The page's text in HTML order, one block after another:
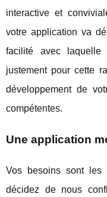
interactive et
votre application va
facilité avec
justement pour cette
développement de
compétentes.
Une application
Vos besoins sont les
décidez de nous